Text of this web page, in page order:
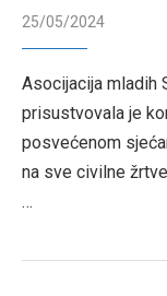
25/05/2024
Asocijacija mladih
prisustvovala je
posvećenom
na sve civilne
…